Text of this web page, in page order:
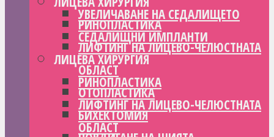
РИНОПЛАСТИКА
ЛИФТИНГ НА ЛИЦЕВО-ЧЕЛЮСТНАТА
ОБЛАСТ
ОТОПЛАСТИКА
БИХЕКТОМИЯ
УВЕЛИЧАВАНЕ НА СЕДАЛИЩЕТО
СЕДАЛИЩНИ ИМПЛАНТИ
ЛИЦЕВА ХИРУРГИЯ
РИНОПЛАСТИКА
ЛИФТИНГ НА ЛИЦЕВО-ЧЕЛЮСТНАТА
ОБЛАСТ